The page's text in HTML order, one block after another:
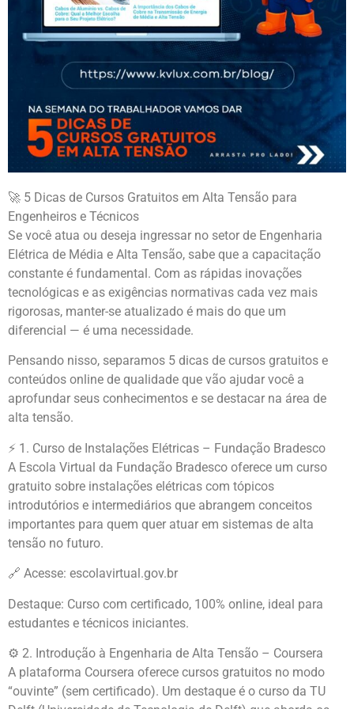
🚀 5 Dicas de Cursos Gratuitos em Alta Tensão para
Engenheiros e Técnicos
Se você atua ou deseja ingressar no setor de Engenharia
Elétrica de Média e Alta Tensão, sabe que a capacitação
constante é fundamental. Com as rápidas inovações
tecnológicas e as exigências normativas cada vez mais
rigorosas, manter-se atualizado é mais do que um
diferencial — é uma necessidade.
Pensando nisso, separamos 5 dicas de cursos gratuitos e
conteúdos online de qualidade que vão ajudar você a
aprofundar seus conhecimentos e se destacar na área de
alta tensão.
⚡ 1. Curso de Instalações Elétricas – Fundação Bradesco
A Escola Virtual da Fundação Bradesco oferece um curso
gratuito sobre instalações elétricas com tópicos
introdutórios e intermediários que abrangem conceitos
importantes para quem quer atuar em sistemas de alta
tensão no futuro.
🔗 Acesse: escolavirtual.gov.br
Destaque: Curso com certificado, 100% online, ideal para
estudantes e técnicos iniciantes.
⚙️ 2. Introdução à Engenharia de Alta Tensão – Coursera
A plataforma Coursera oferece cursos gratuitos no modo
“ouvinte” (sem certificado). Um destaque é o curso da TU